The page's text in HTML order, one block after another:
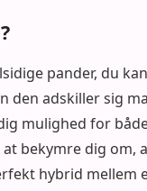
pander, du
den adskiller sig
mulighed for
bekymre dig om,
hybrid mellem